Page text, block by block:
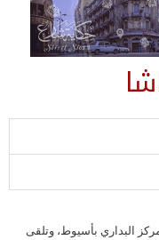
سليم بمركز البداري بأسيوط، وتلقى